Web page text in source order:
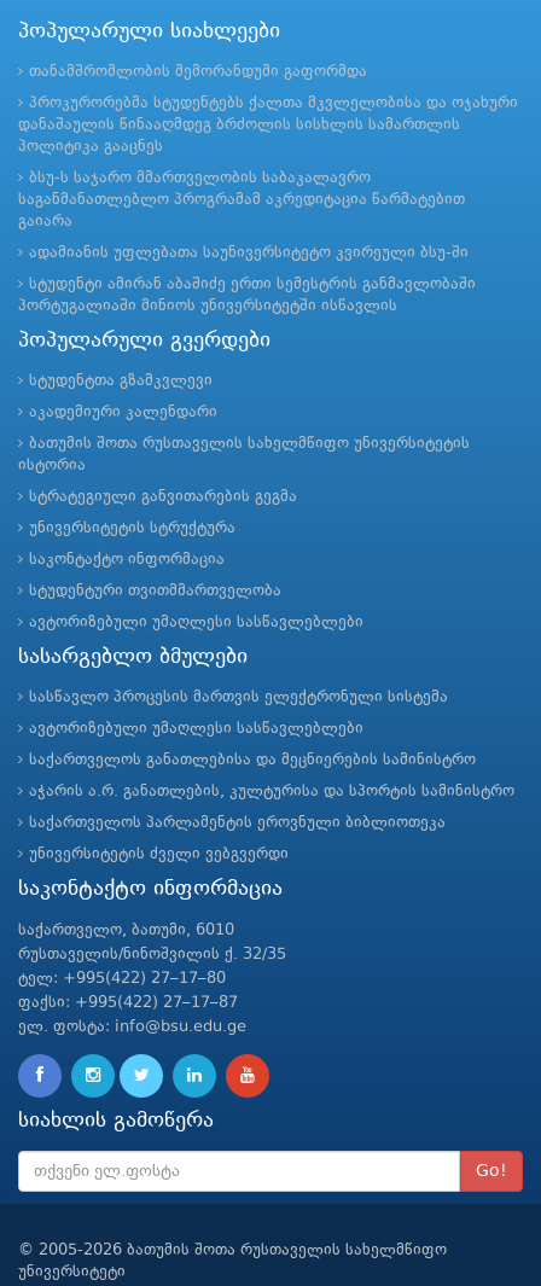
პოპულარული სიახლეები
თანამშრომლობის მემორანდუმი გაფორმდა
პროკურორებმა სტუდენტებს ქალთა მკვლელობისა და ოჯახური
დანაშაულის წინააღმდეგ ბრძოლის სისხლის სამართლის
პოლიტიკა გააცნეს
ბსუ-ს საჯარო მმართველობის საბაკალავრო
საგანმანათლებლო პროგრამამ აკრედიტაცია წარმატებით
გაიარა
ადამიანის უფლებათა საუნივერსიტეტო კვირეული ბსუ-ში
სტუდენტი ამირან აბაშიძე ერთი სემესტრის განმავლობაში
პორტუგალიაში მინიოს უნივერსიტეტში ისწავლის
პოპულარული გვერდები
სტუდენტთა გზამკვლევი
აკადემიური კალენდარი
ბათუმის შოთა რუსთაველის სახელმწიფო უნივერსიტეტის
ისტორია
სტრატეგიული განვითარების გეგმა
უნივერსიტეტის სტრუქტურა
საკონტაქტო ინფორმაცია
სტუდენტური თვითმმართველობა
ავტორიზებული უმაღლესი სასწავლებლები
სასარგებლო ბმულები
სასწავლო პროცესის მართვის ელექტრონული სისტემა
ავტორიზებული უმაღლესი სასწავლებლები
საქართველოს განათლებისა და მეცნიერების სამინისტრო
აჭარის ა.რ. განათლების, კულტურისა და სპორტის სამინისტრო
საქართველოს პარლამენტის ეროვნული ბიბლიოთეკა
უნივერსიტეტის ძველი ვებგვერდი
საკონტაქტო ინფორმაცია
საქართველო, ბათუმი, 6010
რუსთაველის/ნინოშვილის ქ. 32/35
ტელ: +995(422) 27–17–80
ფაქსი: +995(422) 27–17–87
ელ. ფოსტა: info@bsu.edu.ge
სიახლის გამოწერა
Go!
© 2005-2026 ბათუმის შოთა რუსთაველის სახელმწიფო
უნივერსიტეტი